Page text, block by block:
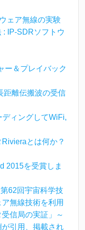
ェア無線の実験
: IP-SDRソフトウ
ー＆プレイバック
距離伝搬波の受信
ディングしてWiFi,
とは何か？
2015を受賞しま
62回宇宙科学技
無線技術を利用
信局の実証」～
が引用、掲載され